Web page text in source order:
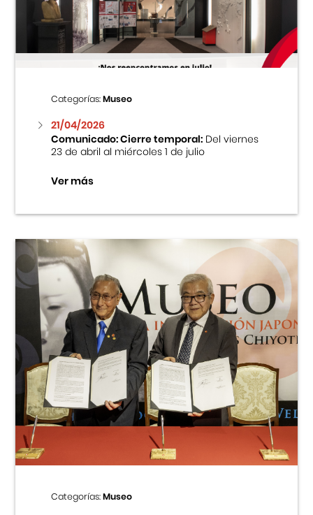
Centro Cultural Peruano Japonés
Museo de la Inmigración Japonesa
Fondo Editorial
Teatro Peruano Japonés
Categorías:Museo
21/04/2026
Comunicado: Cierre temporal:Del viernes
23 de abril al miércoles 1 de julio
Ver más
Categorías:Museo